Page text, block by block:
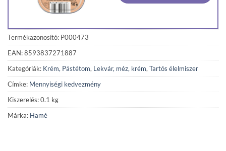
Termékazonosító: P000473
EAN: 8593837271887
Kategóriák: Krém, Pástétom, Lekvár, méz, krém, Tartós élelmiszer
Címke: Mennyiségi kedvezmény
Kiszerelés: 0.1 kg
Márka: Hamé